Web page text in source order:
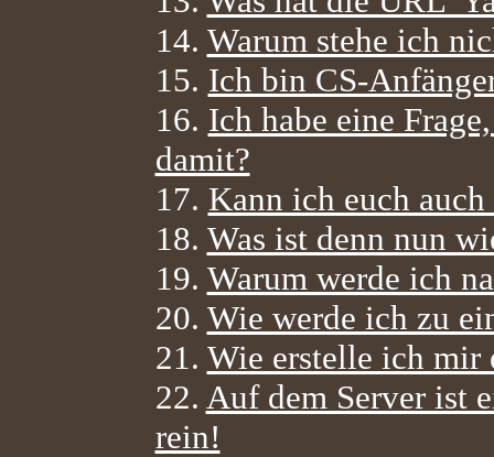
14. Warum stehe ich
15. Ich bin CS-
16. Ich habe eine
damit?
17. Kann ich euch
18. Was ist denn nun
19. Warum werde ich
20. Wie werde ich zu
21. Wie erstelle ich mir
22. Auf dem Server ist
rein!